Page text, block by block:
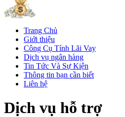
Trang Chủ
Giới thiệu
Công Cụ Tính Lãi Vay
Dịch vụ ngân hàng
Tin Tức Và Sự Kiện
Thông tin bạn cần biết
Liên hệ
Dịch vụ hỗ trợ